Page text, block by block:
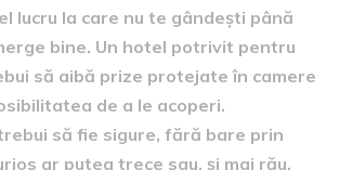
lucru la care nu te gândești până
bine. Un hotel potrivit pentru
să aibă prize protejate în camere
de a le acoperi.
să fie sigure, fără bare prin
ar putea trece sau, și mai rău,